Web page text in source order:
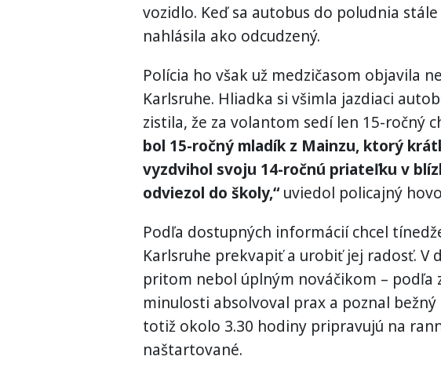
vozidlo. Keď sa autobus do poludnia
nahlásila ako odcudzený.
Polícia ho však už medzičasom objavila
Karlsruhe. Hliadka si všimla jazdiaci
zistila, že za volantom sedí len 15-ročný
bol 15-ročný mladík z Mainzu, ktorý
vyzdvihol svoju 14-ročnú priateľku v
odviezol do školy,“uviedol policajný
Podľa dostupných informácií chcel
Karlsruhe prekvapiť a urobiť jej radosť. V
pritom nebol úplným nováčikom – podľa
minulosti absolvoval prax a poznal
totiž okolo 3.30 hodiny pripravujú na
naštartované.